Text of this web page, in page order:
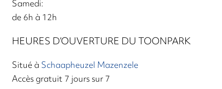
Samedi:
de 6h à 12h
HEURES D’OUVERTURE DU TOONPARK
Situé àSchaapheuzel Mazenzele
Accès gratuit 7 jours sur 7